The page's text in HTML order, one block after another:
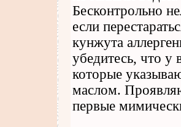
Бесконтрольно
если
кунжута
убедитесь, что у
которые
маслом.
первые